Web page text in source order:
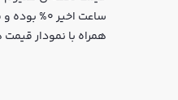
ساعت
همراه با نمودار